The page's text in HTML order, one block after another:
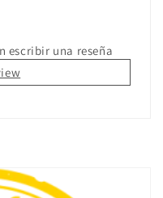
escribir una reseña